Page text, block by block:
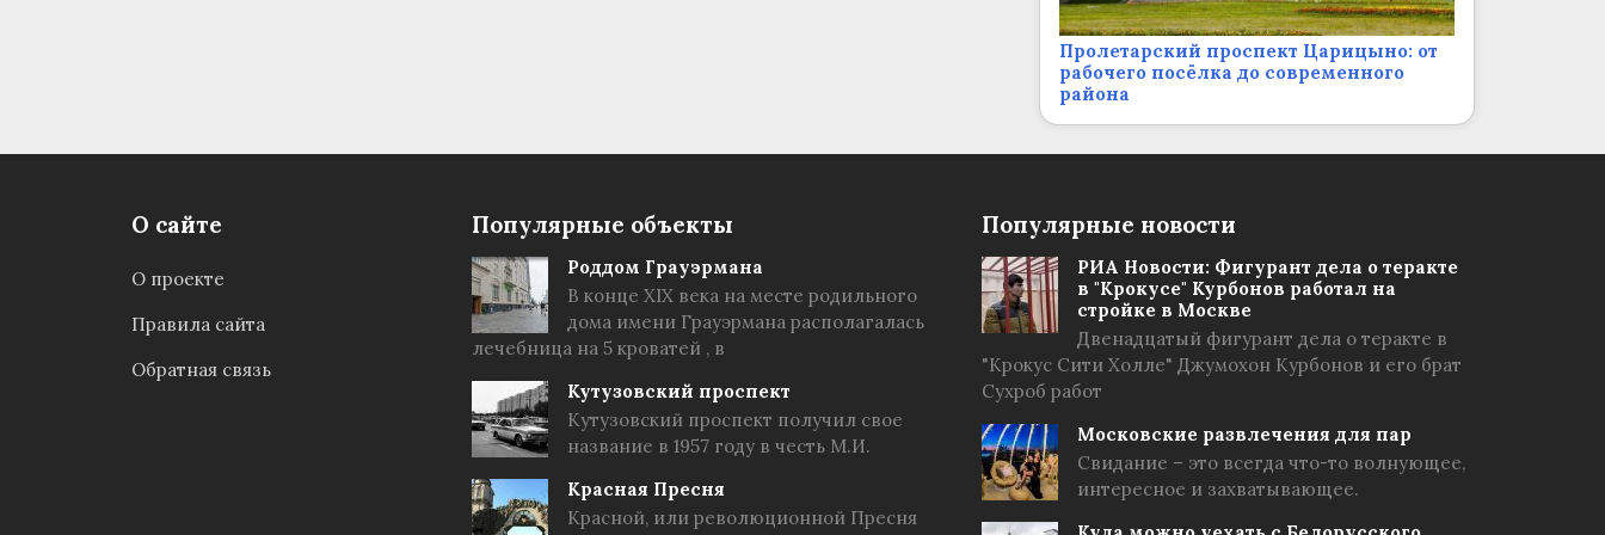
Пролетарский проспект Царицыно: от
рабочего посёлка до современного
района
О сайте
О проекте
Правила сайта
Обратная связь
Популярные объекты
Роддом Грауэрмана
В конце XIX века на месте родильного
дома имени Грауэрмана располагалась
лечебница на 5 кроватей , в
Кутузовский проспект
Кутузовский проспект получил свое
название в 1957 году в честь М.И.
Красная Пресня
Красной, или революционной Пресня
Популярные новости
РИА Новости: Фигурант дела о теракте
в "Крокусе" Курбонов работал на
стройке в Москве
Двенадцатый фигурант дела о теракте в
"Крокус Сити Холле" Джумохон Курбонов и его брат
Сухроб работ
Московские развлечения для пар
Свидание – это всегда что-то волнующее,
интересное и захватывающее.